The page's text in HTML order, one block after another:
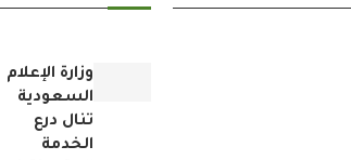
وزارة الإعلام
السعودية
تنال درع
الخدمة